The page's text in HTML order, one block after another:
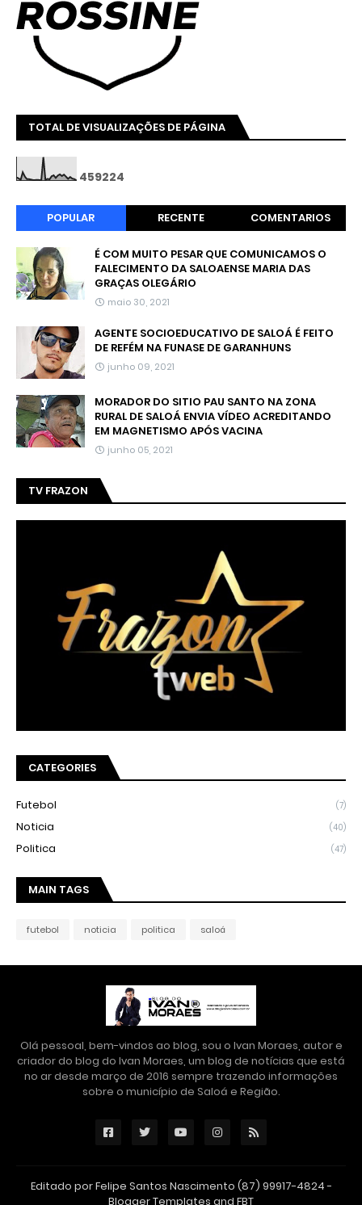
TOTAL DE VISUALIZAÇÕES DE PÁGINA
459224
POPULAR RECENTE COMENTARIOS
É COM MUITO PESAR QUE COMUNICAMOS O
FALECIMENTO DA SALOAENSE MARIA DAS
GRAÇAS OLEGÁRIO
maio 30, 2021
AGENTE SOCIOEDUCATIVO DE SALOÁ É FEITO
DE REFÉM NA FUNASE DE GARANHUNS
junho 09, 2021
MORADOR DO SITIO PAU SANTO NA ZONA
RURAL DE SALOÁ ENVIA VÍDEO ACREDITANDO
EM MAGNETISMO APÓS VACINA
junho 05, 2021
TV FRAZON
CATEGORIES
Futebol (7)
Noticia (40)
Politica (47)
MAIN TAGS
futebol noticia politica saloá
Olá pessoal, bem-vindos ao blog, sou o Ivan Moraes, autor e
criador do blog do Ivan Moraes, um blog de notícias que está
no ar desde março de 2016 sempre trazendo informações
sobre o município de Saloá e Região.
Editado por Felipe Santos Nascimento (87) 99917-4824 -
Blogger Templates and FBT